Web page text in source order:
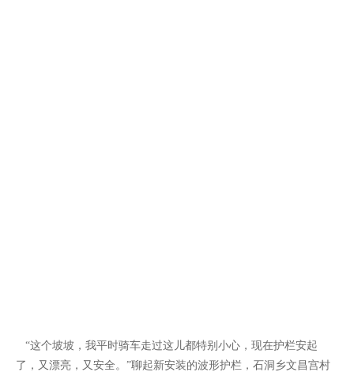
“这个坡坡，我平时骑车走过这儿都特别小心，现在护栏安起
了，又漂亮，又安全。”聊起新安装的波形护栏，石洞乡文昌宫村